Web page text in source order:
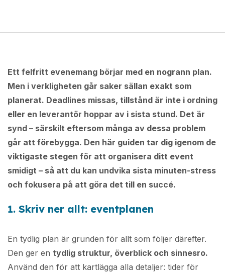
Ett felfritt evenemang börjar med en nogrann plan.
Men i verkligheten går saker sällan exakt som
planerat. Deadlines missas, tillstånd är inte i ordning
eller en leverantör hoppar av i sista stund. Det är
synd – särskilt eftersom många av dessa problem
går att förebygga. Den här guiden tar dig igenom de
viktigaste stegen för att organisera ditt event
smidigt – så att du kan undvika sista minuten-stress
och fokusera på att göra det till en succé.
1. Skriv ner allt: eventplanen
En tydlig plan är grunden för allt som följer därefter.
Den ger en tydlig struktur, överblick och sinnesro.
Använd den för att kartlägga alla detaljer: tider för